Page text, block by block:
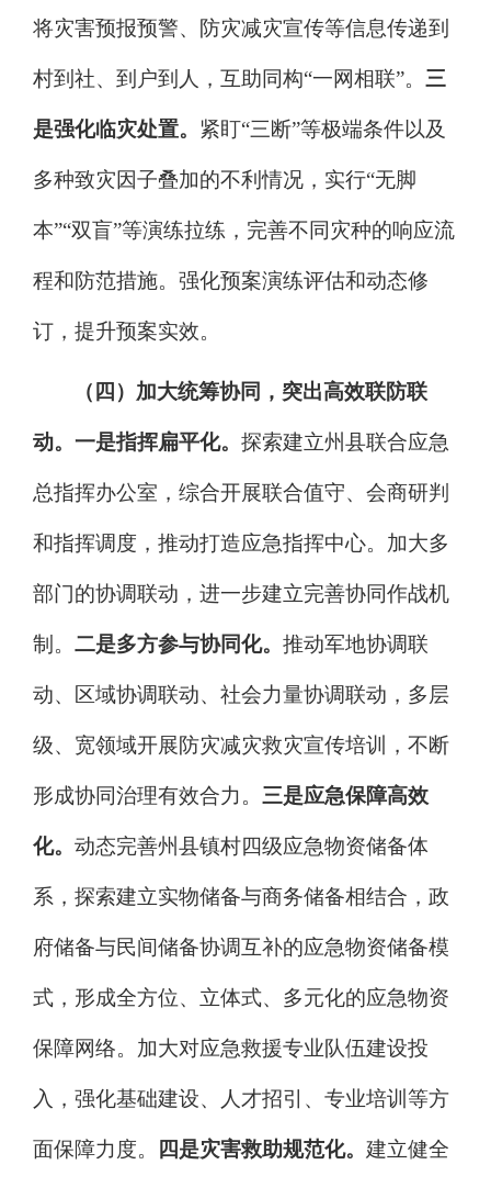
将灾害预报预警、防灾减灾宣传等信息传递到
村到社、到户到人，互助同构“一网相联”。 三
是强化临灾处置。 紧盯“三断”等极端条件以及
多种致灾因子叠加的不利情况，实行“无脚
本”“双盲”等演练拉练，完善不同灾种的响应流
程和防范措施。强化预案演练评估和动态修
订，提升预案实效。
（四）加大统筹协同，突出高效联防联
动。 一是指挥扁平化。 探索建立州县联合应急
总指挥办公室，综合开展联合值守、会商研判
和指挥调度，推动打造应急指挥中心。加大多
部门的协调联动，进一步建立完善协同作战机
制。 二是多方参与协同化。 推动军地协调联
动、区域协调联动、社会力量协调联动，多层
级、宽领域开展防灾减灾救灾宣传培训，不断
形成协同治理有效合力。 三是应急保障高效
化。 动态完善州县镇村四级应急物资储备体
系，探索建立实物储备与商务储备相结合，政
府储备与民间储备协调互补的应急物资储备模
式，形成全方位、立体式、多元化的应急物资
保障网络。加大对应急救援专业队伍建设投
入，强化基础建设、人才招引、专业培训等方
面保障力度。 四是灾害救助规范化。 建立健全